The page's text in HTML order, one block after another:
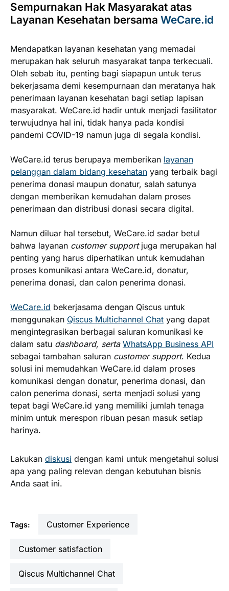
Sempurnakan Hak Masyarakat atas
Layanan Kesehatan bersama WeCare.id
Mendapatkan layanan kesehatan yang memadai
merupakan hak seluruh masyarakat tanpa terkecuali.
Oleh sebab itu, penting bagi siapapun untuk terus
bekerjasama demi kesempurnaan dan meratanya hak
penerimaan layanan kesehatan bagi setiap lapisan
masyarakat. WeCare.id hadir untuk menjadi fasilitator
terwujudnya hal ini, tidak hanya pada kondisi
pandemi COVID-19 namun juga di segala kondisi.
WeCare.id terus berupaya memberikan layanan
pelanggan dalam bidang kesehatan yang terbaik bagi
penerima donasi maupun donatur, salah satunya
dengan memberikan kemudahan dalam proses
penerimaan dan distribusi donasi secara digital.
Namun diluar hal tersebut, WeCare.id sadar betul
bahwa layanan customer supportjuga merupakan hal
penting yang harus diperhatikan untuk kemudahan
proses komunikasi antara WeCare.id, donatur,
penerima donasi, dan calon penerima donasi.
WeCare.id bekerjasama dengan Qiscus untuk
menggunakan Qiscus Multichannel Chat yang dapat
mengintegrasikan berbagai saluran komunikasi ke
dalam satu dashboard, serta WhatsApp Business API
sebagai tambahan saluran customer support. Kedua
solusi ini memudahkan WeCare.id dalam proses
komunikasi dengan donatur, penerima donasi, dan
calon penerima donasi, serta menjadi solusi yang
tepat bagi WeCare.id yang memiliki jumlah tenaga
minim untuk merespon ribuan pesan masuk setiap
harinya.
Lakukan diskusi dengan kami untuk mengetahui solusi
apa yang paling relevan dengan kebutuhan bisnis
Anda saat ini.
Tags: Customer Experience
customer satisfaction
Qiscus Multichannel Chat